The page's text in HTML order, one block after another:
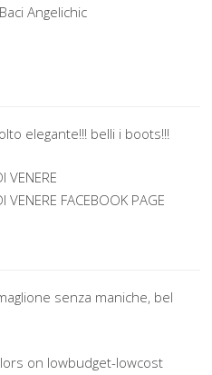
Angelichic
elegante!!! belli i boots!!!
VENERE
VENERE FACEBOOK PAGE
senza maniche, bel
on lowbudget-lowcost